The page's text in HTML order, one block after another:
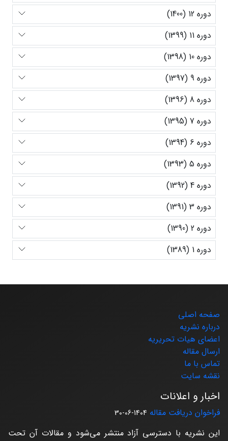
دوره 12 (1400)
دوره 11 (1399)
دوره 10 (1398)
دوره 9 (1397)
دوره 8 (1396)
دوره 7 (1395)
دوره 6 (1394)
دوره 5 (1393)
دوره 4 (1392)
دوره 3 (1391)
دوره 2 (1390)
دوره 1 (1389)
صفحه اصلی
درباره نشریه
اعضای هیات تحریریه
ارسال مقاله
تماس با ما
نقشه سایت
اخبار و اعلانات
فراخوان دریافت مقاله 1404-06-30
این نشریه با دسترسی آزاد منتشر می‌شود و مقالات آن تحت